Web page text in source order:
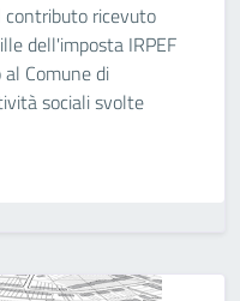
contributo ricevuto
dell'imposta IRPEF
Comune di
sociali svolte